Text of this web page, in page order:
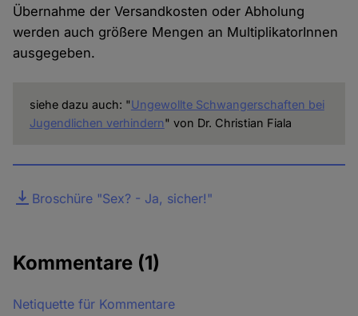
Übernahme der Versandkosten oder Abholung
werden auch größere Mengen an MultiplikatorInnen
ausgegeben.
siehe dazu auch: "Ungewollte Schwangerschaften bei
Jugendlichen verhindern" von Dr. Christian Fiala
DateiBroschüre "Sex? - Ja, sicher!"
Kommentare (1)
Netiquette für Kommentare